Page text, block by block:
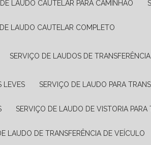
DE LAUDO CAUTELAR PARA CAMINHÃO
DE LAUDO CAUTELAR COMPLETO
SERVIÇO DE LAUDOS DE TRANSFERÊNCIA
LEVES SERVIÇO DE LAUDO PARA
SERVIÇO DE LAUDO DE VISTORIA PARA
LAUDO DE TRANSFERÊNCIA DE VEÍCULO